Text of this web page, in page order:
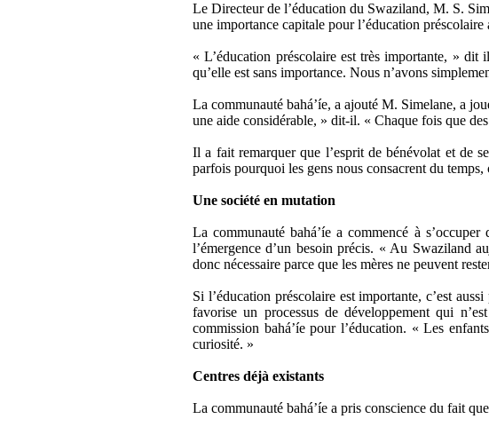
Le Directeur de l’éducation du Swaziland, M. S.
une importance capitale pour l’éducation préscolaire
« L’éducation préscolaire est très importante, »
qu’elle est sans importance. Nous n’avons
La communauté bahá’íe, a ajouté M. Simelane, a
une aide considérable, » dit-il. « Chaque fois que
Il a fait remarquer que l’esprit de bénévolat et de
parfois pourquoi les gens nous consacrent du
Une société en mutation
La communauté bahá’íe a commencé à
l’émergence d’un besoin précis. « Au Swaziland
donc nécessaire parce que les mères ne peuvent
Si l’éducation préscolaire est importante, c’est
favorise un processus de développement qui
commission bahá’íe pour l’éducation. « Les
curiosité. »
Centres déjà existants
La communauté bahá’íe a pris conscience du fait